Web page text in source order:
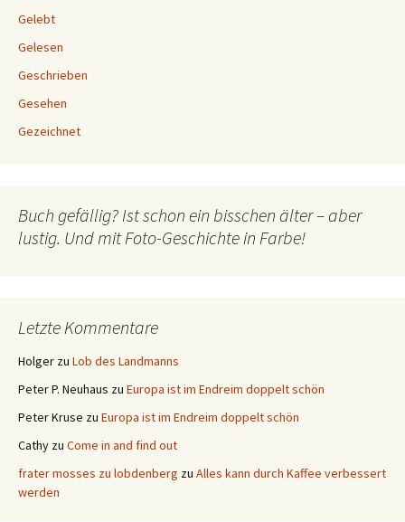
Gelebt
Gelesen
Geschrieben
Gesehen
Gezeichnet
Buch gefällig? Ist schon ein bisschen älter – aber
lustig. Und mit Foto-Geschichte in Farbe!
Letzte Kommentare
Holger zu Lob des Landmanns
Peter P. Neuhaus zu Europa ist im Endreim doppelt schön
Peter Kruse zu Europa ist im Endreim doppelt schön
Cathy zu Come in and find out
frater mosses zu lobdenberg zu Alles kann durch Kaffee verbessert
werden